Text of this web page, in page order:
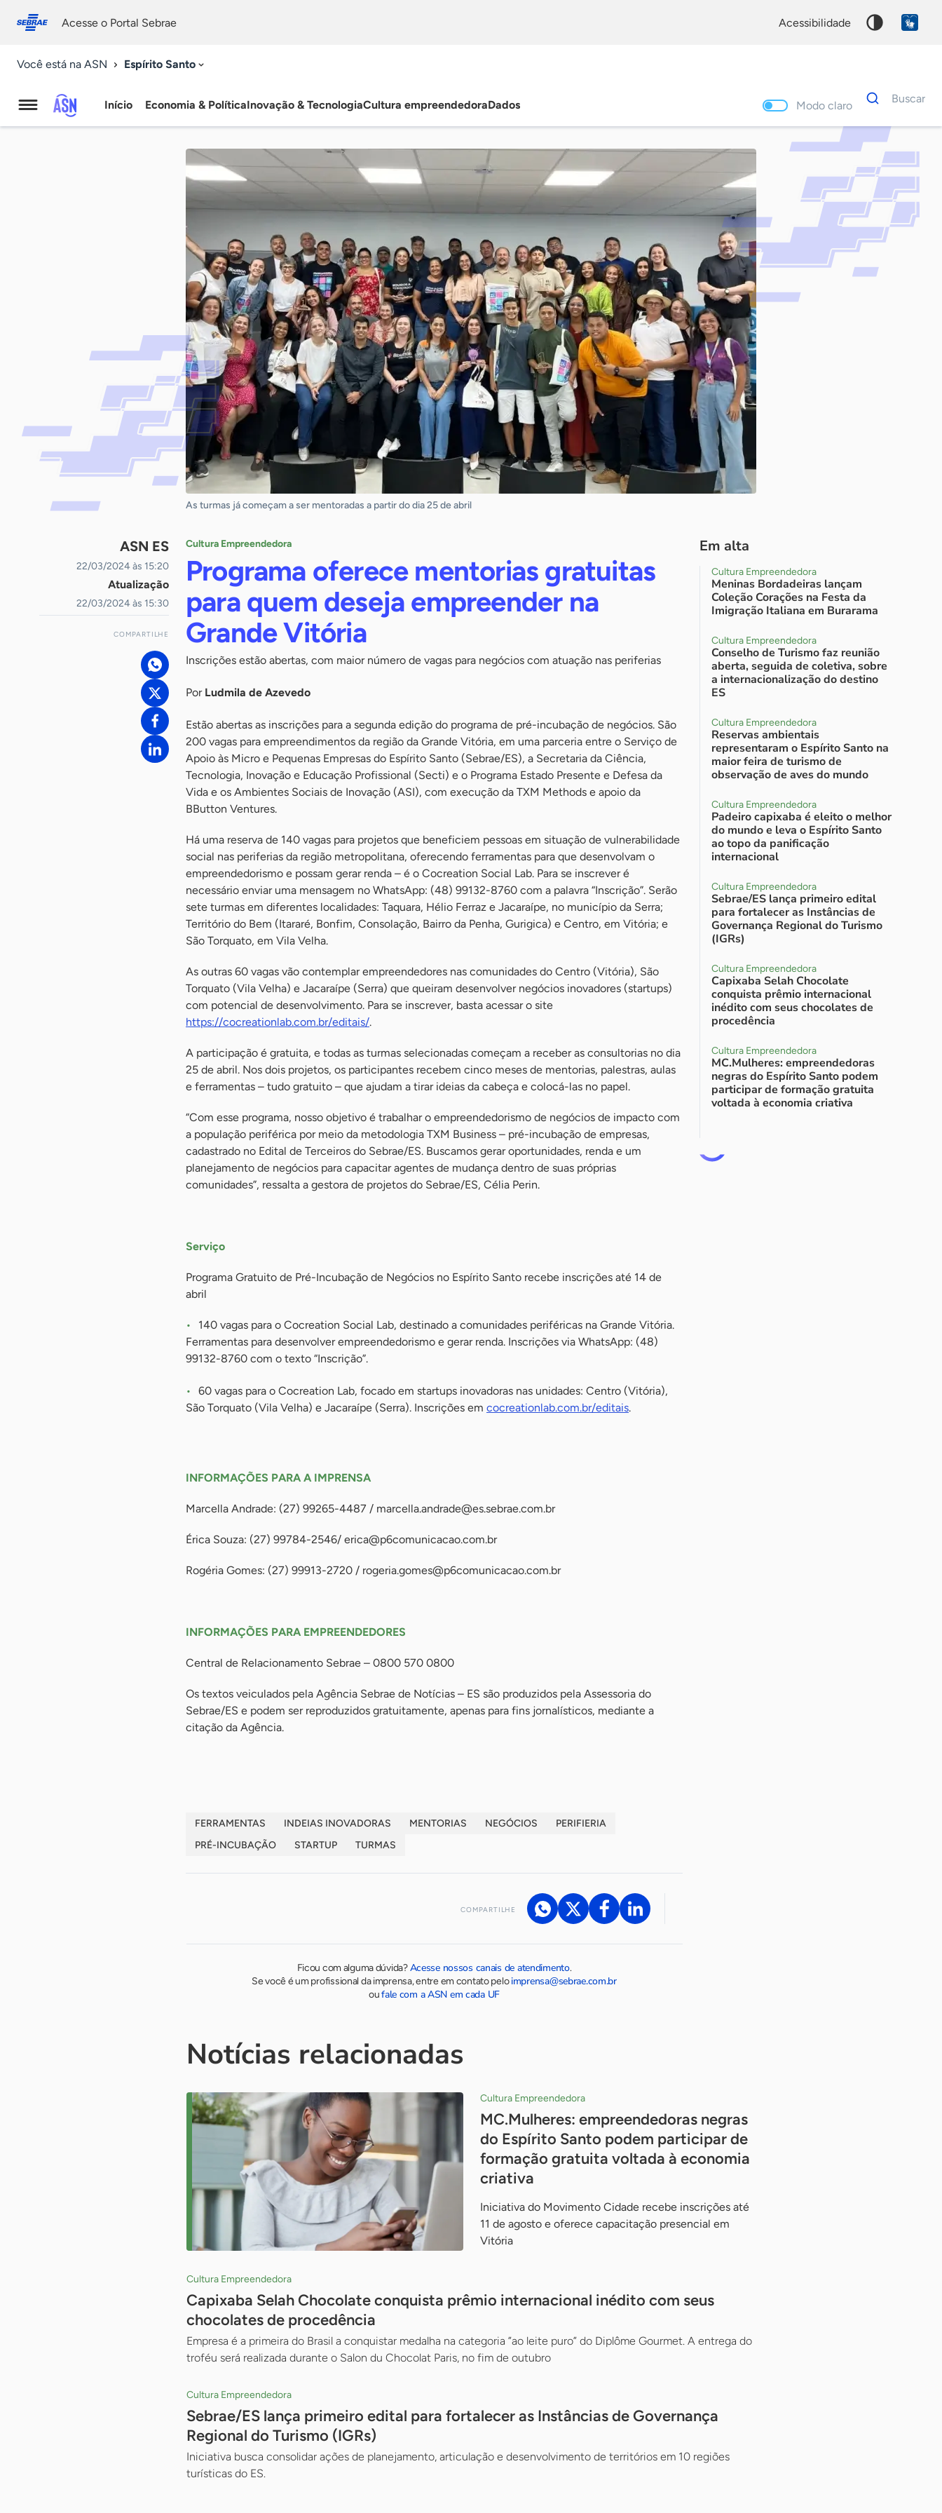
conosco
Acesse o Portal Sebrae acessibilidade
Você está na ASN Espírito Santo
Agência
Início Economia & PolíticaInovação & TecnologiaCultura empreendedoraDados Modo claro
Dados
para
Buscar
Palavra
chave
As turmas já começam a ser mentoradas a partir do dia 25 de abril
ASN ES
22/03/2024 às 15:20
Atualização
22/03/2024 às 15:30
COMPARTILHE
Cultura Empreendedora
Programa oferece mentorias gratuitas
para quem deseja empreender na
Grande Vitória
Inscrições estão abertas, com maior número de vagas para negócios com atuação nas periferias
Por Ludmila de Azevedo
Estão abertas as inscrições para a segunda edição do programa de pré-incubação de negócios. São
200 vagas para empreendimentos da região da Grande Vitória, em uma parceria entre o Serviço de
Apoio às Micro e Pequenas Empresas do Espírito Santo (Sebrae/ES), a Secretaria da Ciência,
Tecnologia, Inovação e Educação Profissional (Secti) e o Programa Estado Presente e Defesa da
Vida e os Ambientes Sociais de Inovação (ASI), com execução da TXM Methods e apoio da
BButton Ventures.
Há uma reserva de 140 vagas para projetos que beneficiem pessoas em situação de vulnerabilidade
social nas periferias da região metropolitana, oferecendo ferramentas para que desenvolvam o
empreendedorismo e possam gerar renda – é o Cocreation Social Lab. Para se inscrever é
necessário enviar uma mensagem no WhatsApp: (48) 99132-8760 com a palavra “Inscrição”. Serão
sete turmas em diferentes localidades: Taquara, Hélio Ferraz e Jacaraípe, no município da Serra;
Território do Bem (Itararé, Bonfim, Consolação, Bairro da Penha, Gurigica) e Centro, em Vitória; e
São Torquato, em Vila Velha.
As outras 60 vagas vão contemplar empreendedores nas comunidades do Centro (Vitória), São
Torquato (Vila Velha) e Jacaraípe (Serra) que queiram desenvolver negócios inovadores (startups)
com potencial de desenvolvimento. Para se inscrever, basta acessar o site
https://cocreationlab.com.br/editais/.
A participação é gratuita, e todas as turmas selecionadas começam a receber as consultorias no dia
25 de abril. Nos dois projetos, os participantes recebem cinco meses de mentorias, palestras, aulas
e ferramentas – tudo gratuito – que ajudam a tirar ideias da cabeça e colocá-las no papel.
“Com esse programa, nosso objetivo é trabalhar o empreendedorismo de negócios de impacto com
a população periférica por meio da metodologia TXM Business – pré-incubação de empresas,
cadastrado no Edital de Terceiros do Sebrae/ES. Buscamos gerar oportunidades, renda e um
planejamento de negócios para capacitar agentes de mudança dentro de suas próprias
comunidades”, ressalta a gestora de projetos do Sebrae/ES, Célia Perin.
Serviço
Programa Gratuito de Pré-Incubação de Negócios no Espírito Santo recebe inscrições até 14 de
abril
140 vagas para o Cocreation Social Lab, destinado a comunidades periféricas na Grande Vitória.
Ferramentas para desenvolver empreendedorismo e gerar renda. Inscrições via WhatsApp: (48)
99132-8760 com o texto “Inscrição”.
60 vagas para o Cocreation Lab, focado em startups inovadoras nas unidades: Centro (Vitória),
São Torquato (Vila Velha) e Jacaraípe (Serra). Inscrições em cocreationlab.com.br/editais.
INFORMAÇÕES PARA A IMPRENSA
Marcella Andrade: (27) 99265-4487 / marcella.andrade@es.sebrae.com.br
Érica Souza: (27) 99784-2546/ erica@p6comunicacao.com.br
Rogéria Gomes: (27) 99913-2720 / rogeria.gomes@p6comunicacao.com.br
INFORMAÇÕES PARA EMPREENDEDORES
Central de Relacionamento Sebrae – 0800 570 0800
Os textos veiculados pela Agência Sebrae de Notícias – ES são produzidos pela Assessoria do
Sebrae/ES e podem ser reproduzidos gratuitamente, apenas para fins jornalísticos, mediante a
citação da Agência.
FERRAMENTAS INDEIAS INOVADORAS MENTORIAS NEGÓCIOS
PERIFIERIA
PRÉ-INCUBAÇÃO
STARTUP TURMAS
COMPARTILHE
Ficou com alguma dúvida?Acesse nossos canais de atendimento.
Se você é um profissional da imprensa, entre em contato peloimprensa@sebrae.com.br
oufale com a ASN em cada UF
Em alta
Cultura Empreendedora
Meninas Bordadeiras lançam
Coleção Corações na Festa da
Imigração Italiana em Burarama
Cultura Empreendedora
Conselho de Turismo faz reunião
aberta, seguida de coletiva, sobre
a internacionalização do destino
ES
Cultura Empreendedora
Reservas ambientais
representaram o Espírito Santo na
maior feira de turismo de
observação de aves do mundo
Cultura Empreendedora
Padeiro capixaba é eleito o melhor
do mundo e leva o Espírito Santo
ao topo da panificação
internacional
Cultura Empreendedora
Sebrae/ES lança primeiro edital
para fortalecer as Instâncias de
Governança Regional do Turismo
(IGRs)
Cultura Empreendedora
Capixaba Selah Chocolate
conquista prêmio internacional
inédito com seus chocolates de
procedência
Cultura Empreendedora
MC.Mulheres: empreendedoras
negras do Espírito Santo podem
participar de formação gratuita
voltada à economia criativa
Notícias relacionadas
Cultura Empreendedora
MC.Mulheres: empreendedoras negras
do Espírito Santo podem participar de
formação gratuita voltada à economia
criativa
Iniciativa do Movimento Cidade recebe inscrições até
11 de agosto e oferece capacitação presencial em
Vitória
Cultura Empreendedora
Capixaba Selah Chocolate conquista prêmio internacional inédito com seus
chocolates de procedência
Empresa é a primeira do Brasil a conquistar medalha na categoria ”ao leite puro” do Diplôme Gourmet. A entrega do
troféu será realizada durante o Salon du Chocolat Paris, no fim de outubro
Cultura Empreendedora
Sebrae/ES lança primeiro edital para fortalecer as Instâncias de Governança
Regional do Turismo (IGRs)
Iniciativa busca consolidar ações de planejamento, articulação e desenvolvimento de territórios em 10 regiões
turísticas do ES.